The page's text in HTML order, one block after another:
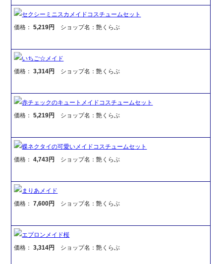
セクシーミニスカメイドコスチュームセット
価格：5,219円 ショップ名：艶くらぶ
いちご☆メイド
価格：3,314円 ショップ名：艶くらぶ
赤チェックのキュートメイドコスチュームセット
価格：5,219円 ショップ名：艶くらぶ
蝶ネクタイの可愛いメイドコスチュームセット
価格：4,743円 ショップ名：艶くらぶ
まりあメイド
価格：7,600円 ショップ名：艶くらぶ
エプロンメイド桜
価格：3,314円 ショップ名：艶くらぶ